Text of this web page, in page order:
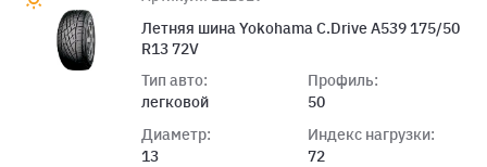
Летняя шина Yokohama C.Drive A539 175/50
R13 72V
Тип авто:
легковой
Диаметр:
13
Профиль:
50
Индекс нагрузки:
72